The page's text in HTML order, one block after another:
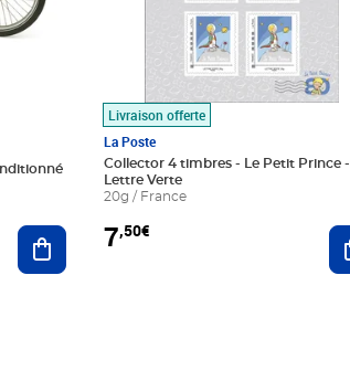
Ajouter au panier
Livraison offerte
La Poste
Collector 4 timbres - Le Petit Prince -
Lettre Verte
20g / France
7,50€